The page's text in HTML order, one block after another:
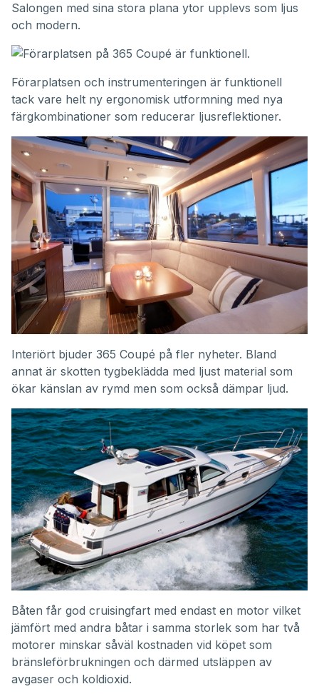
Salongen med sina stora plana ytor upplevs som ljus
och modern.
Förarplatsen och instrumenteringen är funktionell
tack vare helt ny ergonomisk utformning med nya
färgkombinationer som reducerar ljusreflektioner.
Interiört bjuder 365 Coupé på fler nyheter. Bland
annat är skotten tygbeklädda med ljust material som
ökar känslan av rymd men som också dämpar ljud.
Båten får god cruisingfart med endast en motor vilket
jämfört med andra båtar i samma storlek som har två
motorer minskar såväl kostnaden vid köpet som
bränsleförbrukningen och därmed utsläppen av
avgaser och koldioxid.